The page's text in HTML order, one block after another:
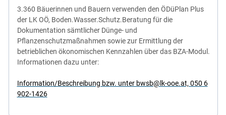
3.360 Bäuerinnen und Bauern verwenden den ÖDüPlan Plus
der LK OÖ, Boden.Wasser.Schutz.Beratung für die
Dokumentation sämtlicher Dünge- und
Pflanzenschutzmaßnahmen sowie zur Ermittlung der
betrieblichen ökonomischen Kennzahlen über das BZA-Modul.
Informationen dazu unter:
Information/Beschreibung bzw. unter bwsb@lk-ooe.at, 050 6
902-1426